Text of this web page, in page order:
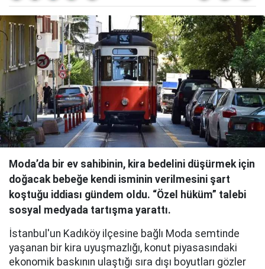
Moda’da bir ev sahibinin, kira bedelini düşürmek için
doğacak bebeğe kendi isminin verilmesini şart
koştuğu iddiası gündem oldu. “Özel hüküm” talebi
sosyal medyada tartışma yarattı.
İstanbul'un Kadıköy ilçesine bağlı Moda semtinde
yaşanan bir kira uyuşmazlığı, konut piyasasındaki
ekonomik baskının ulaştığı sıra dışı boyutları gözler